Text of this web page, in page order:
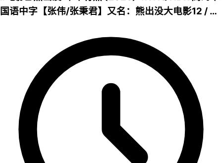
国语中字【张伟/张秉君】又名：熊出没大电影12 / 熊
哥”，直到一个不速之客到来，它将自己神力传给了熊
强，熊大变成了三人组合内能力最弱者。为了改变现
状，他步入了反派陷阱，引发了毁天灭地的危机......
💾夸克网盘| 💾百度网盘| 💿迅雷网盘📁 大小：
12.8GB🏷 标签：#熊出没 #leoziyuan #4K #HDR #
高码率 #喜剧 #动画 #奇幻⬇️【评论区可搜索】 | 🔍网
盘专搜